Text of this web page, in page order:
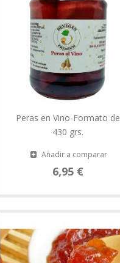
Peras en Vino-Formato de
430 grs.
Añadir a comparar
6,95 €